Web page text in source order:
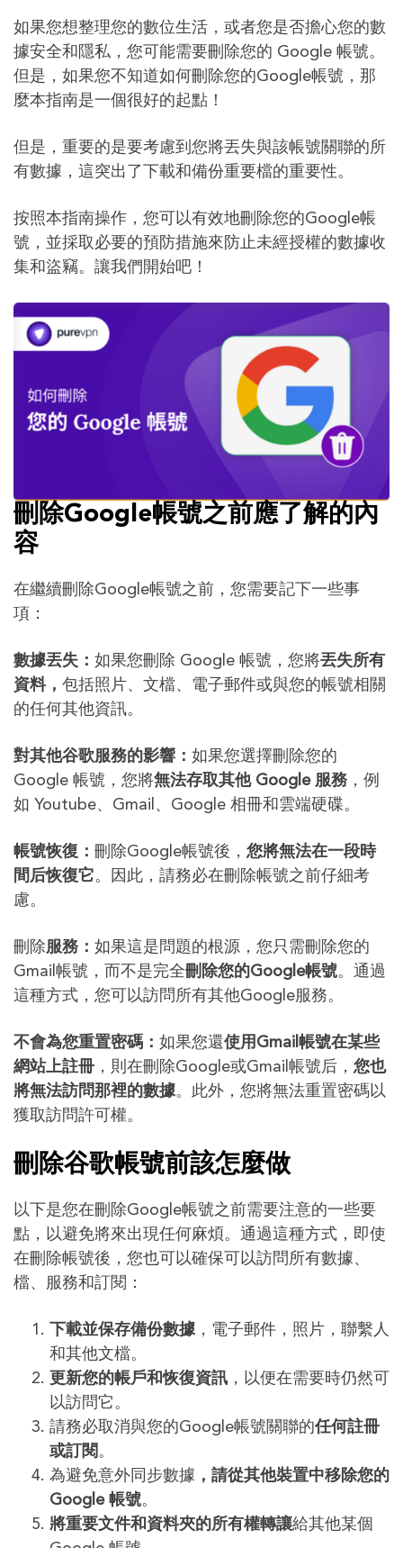
如果您想整理您的數位生活，或者您是否擔心您的數
據安全和隱私，您可能需要刪除您的 Google 帳號。
但是，如果您不知道如何刪除您的Google帳號，那
麼本指南是一個很好的起點！
但是，重要的是要考慮到您將丟失與該帳號關聯的所
有數據，這突出了下載和備份重要檔的重要性。
按照本指南操作，您可以有效地刪除您的Google帳
號，並採取必要的預防措施來防止未經授權的數據收
集和盜竊。讓我們開始吧！
刪除Google帳號之前應了解的內
容
在繼續刪除Google帳號之前，您需要記下一些事
項：
數據丟失： 如果您刪除 Google 帳號，您將丟失所有
資料， 包括照片、文檔、電子郵件或與您的帳號相關
的任何其他資訊。
對其他谷歌服務的影響： 如果您選擇刪除您的
Google 帳號，您將無法存取其他 Google 服務 ，例
如 Youtube、Gmail、Google 相冊和雲端硬碟。
帳號恢復： 刪除Google帳號後， 您將無法在一段時
間后恢復它。因此，請務必在刪除帳號之前仔細考
慮。
刪除服務： 如果這是問題的根源，您只需刪除您的
Gmail帳號，而不是完全刪除您的Google帳號。通過
這種方式，您可以訪問所有其他Google服務。
不會為您重置密碼： 如果您還使用Gmail帳號在某些
網站上註冊 ，則在刪除Google或Gmail帳號后， 您也
將無法訪問那裡的數據。此外，您將無法重置密碼以
獲取訪問許可權。
刪除谷歌帳號前該怎麼做
以下是您在刪除Google帳號之前需要注意的一些要
點，以避免將來出現任何麻煩。通過這種方式，即使
在刪除帳號後，您也可以確保可以訪問所有數據、
檔、服務和訂閱：
下載並保存備份數據 ，電子郵件，照片，聯繫人
和其他文檔。
更新您的帳戶和恢復資訊 ，以便在需要時仍然可
以訪問它。
請務必取消與您的Google帳號關聯的任何註冊
或訂閱 。
為避免意外同步數據 ，請從其他裝置中移除您的
Google 帳號。
將重要文件和資料夾的所有權轉讓給其他某個